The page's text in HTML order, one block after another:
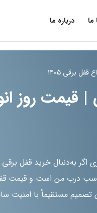
درباره ما
برقی ۱۴۰۵
قیمت روز
اگر به‌دنبال خرید قفل
درب من است و قیمت
مستقیماً با امنیت